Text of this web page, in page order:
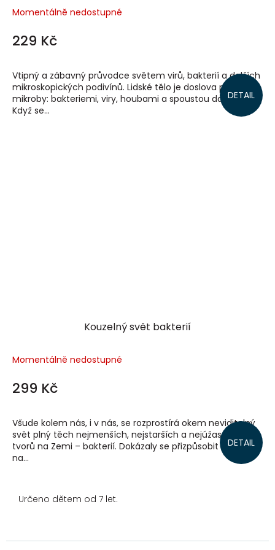
Momentálně nedostupné
229 Kč
DETAIL
Vtipný a zábavný průvodce světem virů, bakterií a dalších
mikroskopických podivínů. Lidské tělo je doslova pokryto
mikroby: bakteriemi, viry, houbami a spoustou dalších.
Když se...
Kouzelný svět bakterií
Momentálně nedostupné
299 Kč
DETAIL
Všude kolem nás, i v nás, se rozprostírá okem neviditelný
svět plný těch nejmenších, nejstarších a nejúžasnějších
tvorů na Zemi – bakterií. Dokázaly se přizpůsobit životu
na...
Určeno dětem od 7 let.